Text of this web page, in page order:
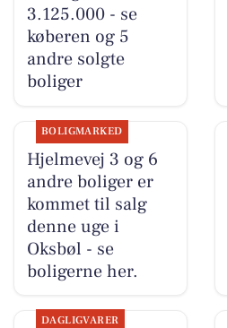
3.125.000 - se
køberen og 5
andre solgte
boliger
BOLIGMARKED
Hjelmevej 3 og 6
andre boliger er
kommet til salg
denne uge i
Oksbøl - se
boligerne her.
DAGLIGVARER